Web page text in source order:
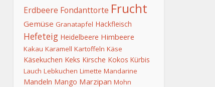
Erdbeere Fondanttorte Frucht
Gemüse Granatapfel Hackfleisch
Hefeteig Heidelbeere Himbeere
Kakau Karamell Kartoffeln Käse
Käsekuchen Keks Kirsche Kokos Kürbis
Lauch Lebkuchen Limette Mandarine
Mandeln Mango Marzipan Mohn